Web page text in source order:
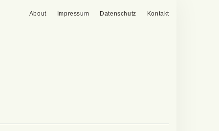
About Impressum Datenschutz Kontakt